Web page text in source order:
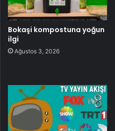
Bokaşi kompostuna yoğun
ilgi
Ağustos 3, 2026